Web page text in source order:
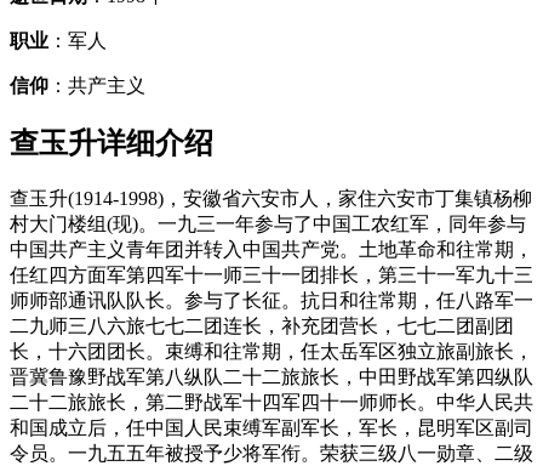
职业 ：军人
信仰 ：共产主义
查玉升详细介绍
查玉升(1914-1998)，安徽省六安市人，家住六安市丁集镇杨柳
村大门楼组(现)。一九三一年参与了中国工农红军，同年参与
中国共产主义青年团并转入中国共产党。土地革命和往常期，
任红四方面军第四军十一师三十一团排长，第三十一军九十三
师师部通讯队队长。参与了长征。抗日和往常期，任八路军一
二九师三八六旅七七二团连长，补充团营长，七七二团副团
长，十六团团长。束缚和往常期，任太岳军区独立旅副旅长，
晋冀鲁豫野战军第八纵队二十二旅旅长，中田野战军第四纵队
二十二旅旅长，第二野战军十四军四十一师师长。中华人民共
和国成立后，任中国人民束缚军副军长，军长，昆明军区副司
令员。一九五五年被授予少将军衔。荣获三级八一勋章、二级